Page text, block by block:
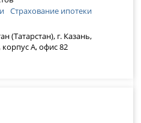
Страхование ипотеки
(Татарстан), г. Казань,
А, офис 82